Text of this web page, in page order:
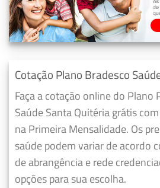
Cotação Plano Bradesco
Faça a cotação online do Plano
Saúde Santa Quitéria grátis
na Primeira Mensalidade. Os
saúde podem variar de acordo
de abrangência e rede
opções para sua escolha.